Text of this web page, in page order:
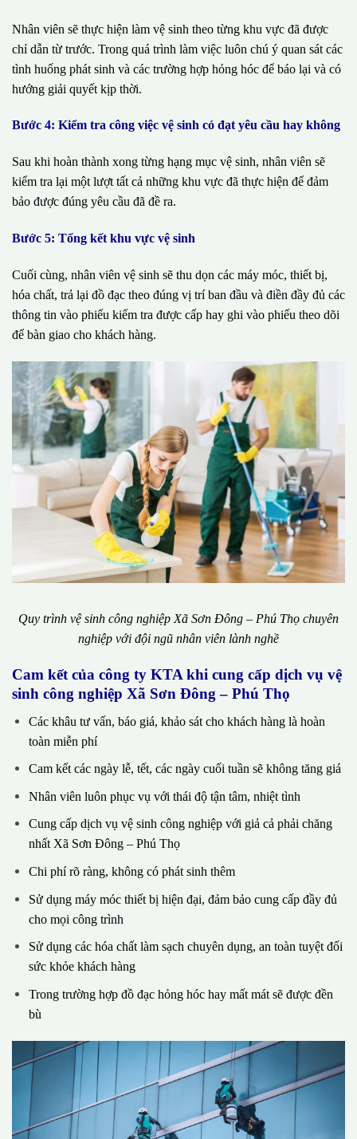
Nhân viên sẽ thực hiện làm vệ sinh theo từng khu vực đã được
chỉ dẫn từ trước. Trong quá trình làm việc luôn chú ý quan sát các
tình huống phát sinh và các trường hợp hỏng hóc để báo lại và có
hướng giải quyết kịp thời.
Bước 4: Kiểm tra công việc vệ sinh có đạt yêu cầu hay không
Sau khi hoàn thành xong từng hạng mục vệ sinh, nhân viên sẽ
kiểm tra lại một lượt tất cả những khu vực đã thực hiện để đảm
bảo được đúng yêu cầu đã đề ra.
Bước 5: Tổng kết khu vực vệ sinh
Cuối cùng, nhân viên vệ sinh sẽ thu dọn các máy móc, thiết bị,
hóa chất, trả lại đồ đạc theo đúng vị trí ban đầu và điền đầy đủ các
thông tin vào phiếu kiểm tra được cấp hay ghi vào phiếu theo dõi
để bàn giao cho khách hàng.
Quy trình vệ sinh công nghiệp Xã Sơn Đông – Phú Thọ chuyên
nghiệp với đội ngũ nhân viên lành nghề
Cam kết của công ty KTA khi cung cấp dịch vụ vệ
sinh công nghiệp Xã Sơn Đông – Phú Thọ
Các khâu tư vấn, báo giá, khảo sát cho khách hàng là hoàn
toàn miễn phí
Cam kết các ngày lễ, tết, các ngày cuối tuần sẽ không tăng giá
Nhân viên luôn phục vụ với thái độ tận tâm, nhiệt tình
Cung cấp dịch vụ vệ sinh công nghiệp với giả cả phải chăng
nhất Xã Sơn Đông – Phú Thọ
Chi phí rõ ràng, không có phát sinh thêm
Sử dụng máy móc thiết bị hiện đại, đảm bảo cung cấp đầy đủ
cho mọi công trình
Sử dụng các hóa chất làm sạch chuyên dụng, an toàn tuyệt đối
sức khỏe khách hàng
Trong trường hợp đồ đạc hỏng hóc hay mất mát sẽ được đền
bù